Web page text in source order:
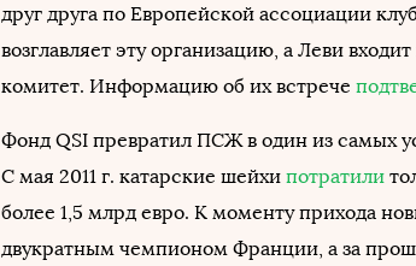
друг друга по Европейской ассоциации
возглавляет эту организацию, а Леви
комитет. Информацию об их встрече
Фонд QSI превратил ПСЖ в один из самых
С мая 2011 г. катарские шейхи потратили
более 1,5 млрд евро. К моменту прихода
двукратным чемпионом Франции, а за